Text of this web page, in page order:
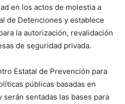
en los actos de molestia a
de Detenciones y establece
la autorización, revalidación
de seguridad privada.
Estatal de Prevención para
públicas basadas en
sentadas las bases para